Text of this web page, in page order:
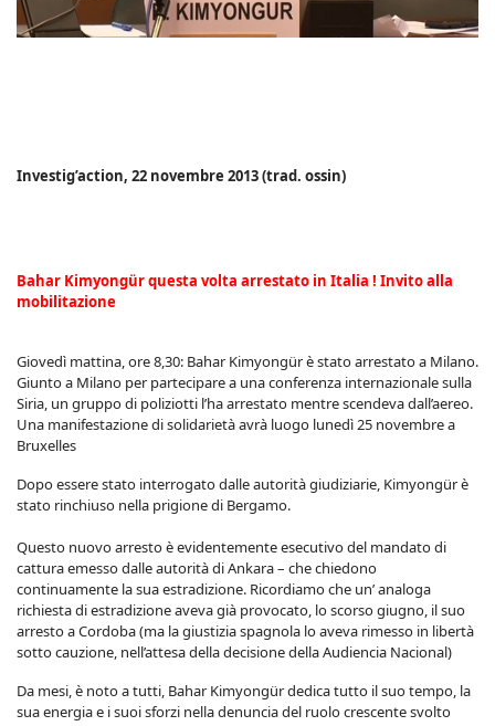
Investig’action, 22 novembre 2013 (trad. ossin)
Bahar Kimyongür questa volta arrestato in Italia ! Invito alla
mobilitazione
Giovedì mattina, ore 8,30: Bahar Kimyongür è stato arrestato a Milano.
Giunto a Milano per partecipare a una conferenza internazionale sulla
Siria, un gruppo di poliziotti l’ha arrestato mentre scendeva dall’aereo.
Una manifestazione di solidarietà avrà luogo lunedì 25 novembre a
Bruxelles
Dopo essere stato interrogato dalle autorità giudiziarie, Kimyongür è
stato rinchiuso nella prigione di Bergamo.
Questo nuovo arresto è evidentemente esecutivo del mandato di
cattura emesso dalle autorità di Ankara – che chiedono
continuamente la sua estradizione. Ricordiamo che un’ analoga
richiesta di estradizione aveva già provocato, lo scorso giugno, il suo
arresto a Cordoba (ma la giustizia spagnola lo aveva rimesso in libertà
sotto cauzione, nell’attesa della decisione della Audiencia Nacional)
Da mesi, è noto a tutti, Bahar Kimyongür dedica tutto il suo tempo, la
sua energia e i suoi sforzi nella denuncia del ruolo crescente svolto